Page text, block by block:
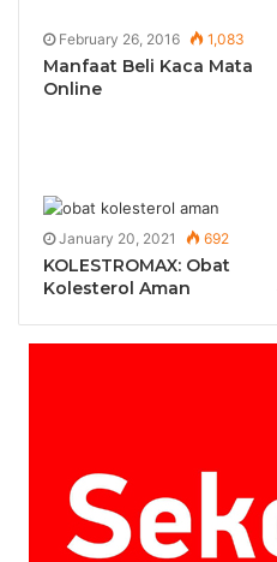
February 26, 2016 1,083
Manfaat Beli Kaca Mata
Online
January 20, 2021 692
KOLESTROMAX: Obat
Kolesterol Aman